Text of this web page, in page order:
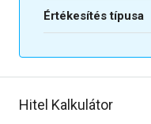
Értékesítés típusa
Hitel Kalkulátor